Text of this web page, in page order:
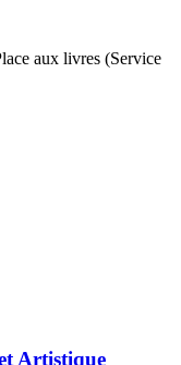
aux livres (Service
Artistique